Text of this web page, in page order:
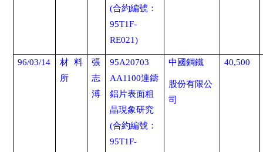
(合約編號：
95T1F-
RE021)
96/03/14
材料
所
張
志
溥
95A20703
AA1100連鑄
鋁片表面粗
晶現象研究
(合約編號：
95T1F-
中國鋼鐵
股份有限公
司
40,500